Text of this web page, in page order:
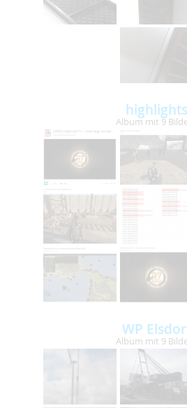
highlights
Album mit 9
WP
Album mit 9